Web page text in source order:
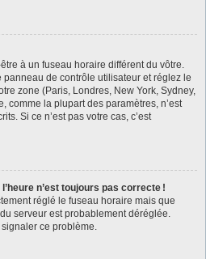
à un fuseau horaire différent du vôtre.
panneau de contrôle utilisateur et réglez le
zone (Paris, Londres, New York, Sydney,
comme la plupart des paramètres, n’est
Si ce n’est pas votre cas, c’est
n’est toujours pas correcte !
réglé le fuseau horaire mais que
serveur est probablement déréglée.
ce problème.